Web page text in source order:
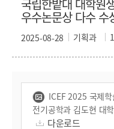
국립한밭대 대학원
우수논문상 다수 수
기획과
2025-08-28
ICEF 2025 국제
전기공학과 김도현 대
다운로드